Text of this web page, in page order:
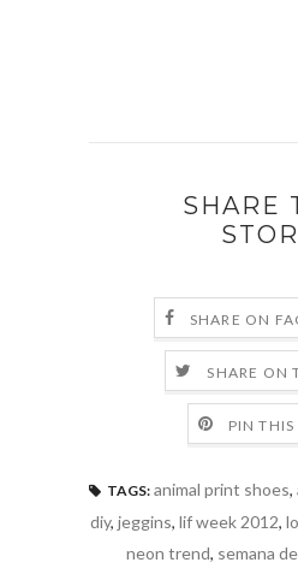
SHARE
SHARE ON
SHARE ON
PIN THIS
TAGS: animal print shoes,
diy, jeggins, lif week 2012,
neon trend, semana